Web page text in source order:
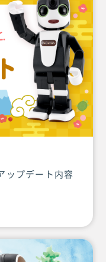
ップデート内容